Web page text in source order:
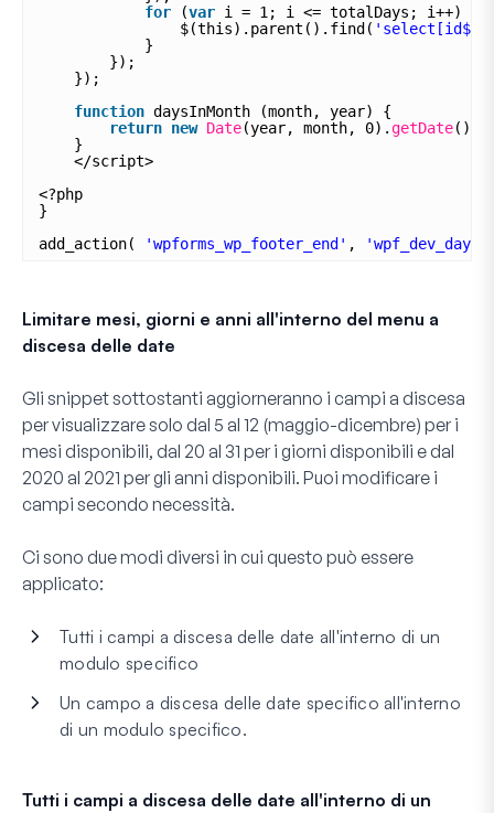
for
(var i = 1; i <= totalDays; i++) {
$(this).parent().find(
}
});
});
function daysInMonth (month, year) {
return new Date(year, month, 0). getDate();
}
</script>
<?php
}
add_action(
'wpforms_wp_footer_end' ,
Limitare mesi, giorni e anni all'interno del menu a
discesa delle date
Gli snippet sottostanti aggiorneranno i campi a discesa
per visualizzare solo dal 5 al 12 (maggio-dicembre) per i
mesi disponibili, dal 20 al 31 per i giorni disponibili edal
2020 al 2021 per gli anni disponibili. Puoi modificare i
campi secondo necessità.
Ci sono due modi diversi in cui questo può essere
applicato:
Tutti i campi a discesa delle date all'interno di un
modulo specifico
Un campo a discesa delle date specifico all'interno
di un modulo specifico.
Tutti i campi a discesa delle date all'interno di un